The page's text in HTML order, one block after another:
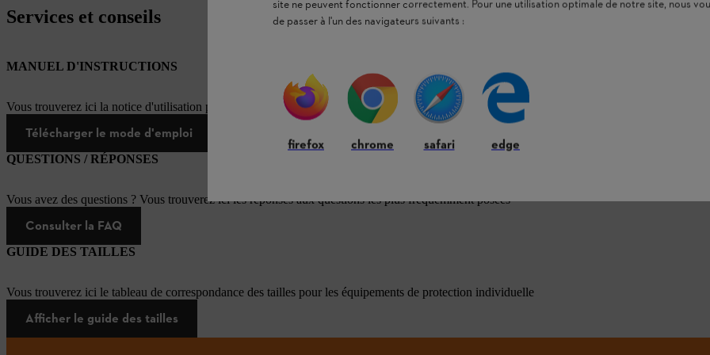
Services et conseils
MANUEL D'INSTRUCTIONS
Vous trouverez ici la notice d'utilisation pour ce produit STIHL
Télécharger le mode d'emploi
QUESTIONS / RÉPONSES
Vous avez des questions ? Vous trouverez ici les réponses aux questions les plus fréquemment posées
Consulter la FAQ
GUIDE DES TAILLES
Vous trouverez ici le tableau de correspondance des tailles pour les équipements de protection individuelle
Afficher le guide des tailles
site ne peuvent fonctionner correctement. Pour une utilisation optimale de notre site, nous
de passer à l'un des navigateurs suivants :
firefox chrome safari edge